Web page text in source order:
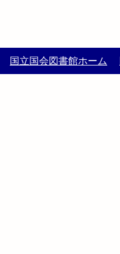
国立国会図書館ホーム